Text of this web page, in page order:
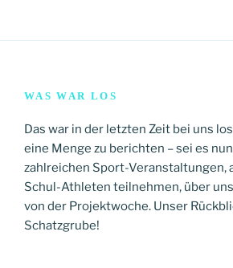
WAS WAR LOS
Das war in der letzten Zeit bei uns
eine Menge zu berichten – sei es
zahlreichen Sport-Veranstaltungen,
Schul-Athleten teilnehmen, über
von der Projektwoche. Unser
Schatzgrube!